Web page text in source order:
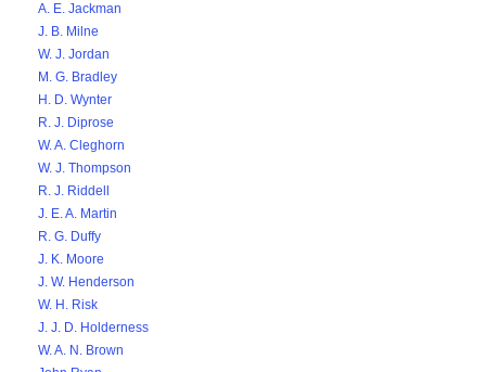
A. E. Jackman
J. B. Milne
W. J. Jordan
M. G. Bradley
H. D. Wynter
R. J. Diprose
W. A. Cleghorn
W. J. Thompson
R. J. Riddell
J. E. A. Martin
R. G. Duffy
J. K. Moore
J. W. Henderson
W. H. Risk
J. J. D. Holderness
W. A. N. Brown